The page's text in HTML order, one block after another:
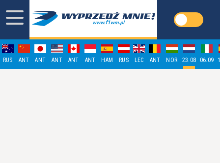
RUS ANT ANT ANT ANT ANT HAM RUS LEC ANT NOR 23.08 06.09